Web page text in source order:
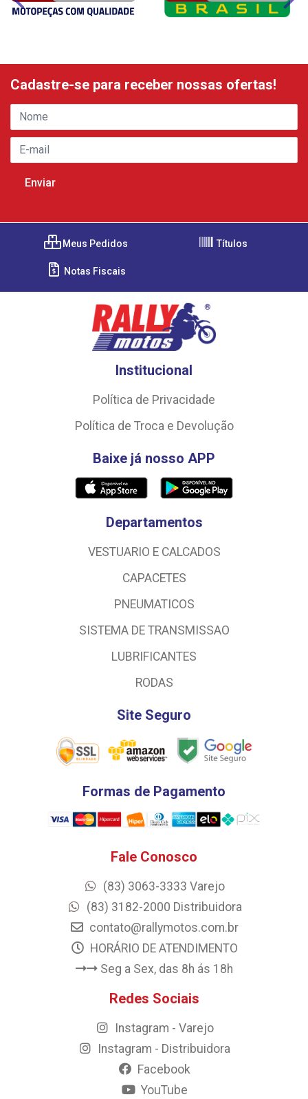
Cadastre-se para receber nossas ofertas!
Meus Pedidos Títulos
Notas Fiscais
Institucional
Política de Privacidade
Política de Troca e Devolução
Baixe já nosso APP
Departamentos
VESTUARIO E CALCADOS
CAPACETES
PNEUMATICOS
SISTEMA DE TRANSMISSAO
LUBRIFICANTES
RODAS
Site Seguro
Formas de Pagamento
Fale Conosco
(83) 3063-3333 Varejo
(83) 3182-2000 Distribuidora
contato@rallymotos.com.br
HORÁRIO DE ATENDIMENTO
Seg a Sex, das 8h ás 18h
Redes Sociais
Instagram - Varejo
Instagram - Distribuidora
Facebook
YouTube